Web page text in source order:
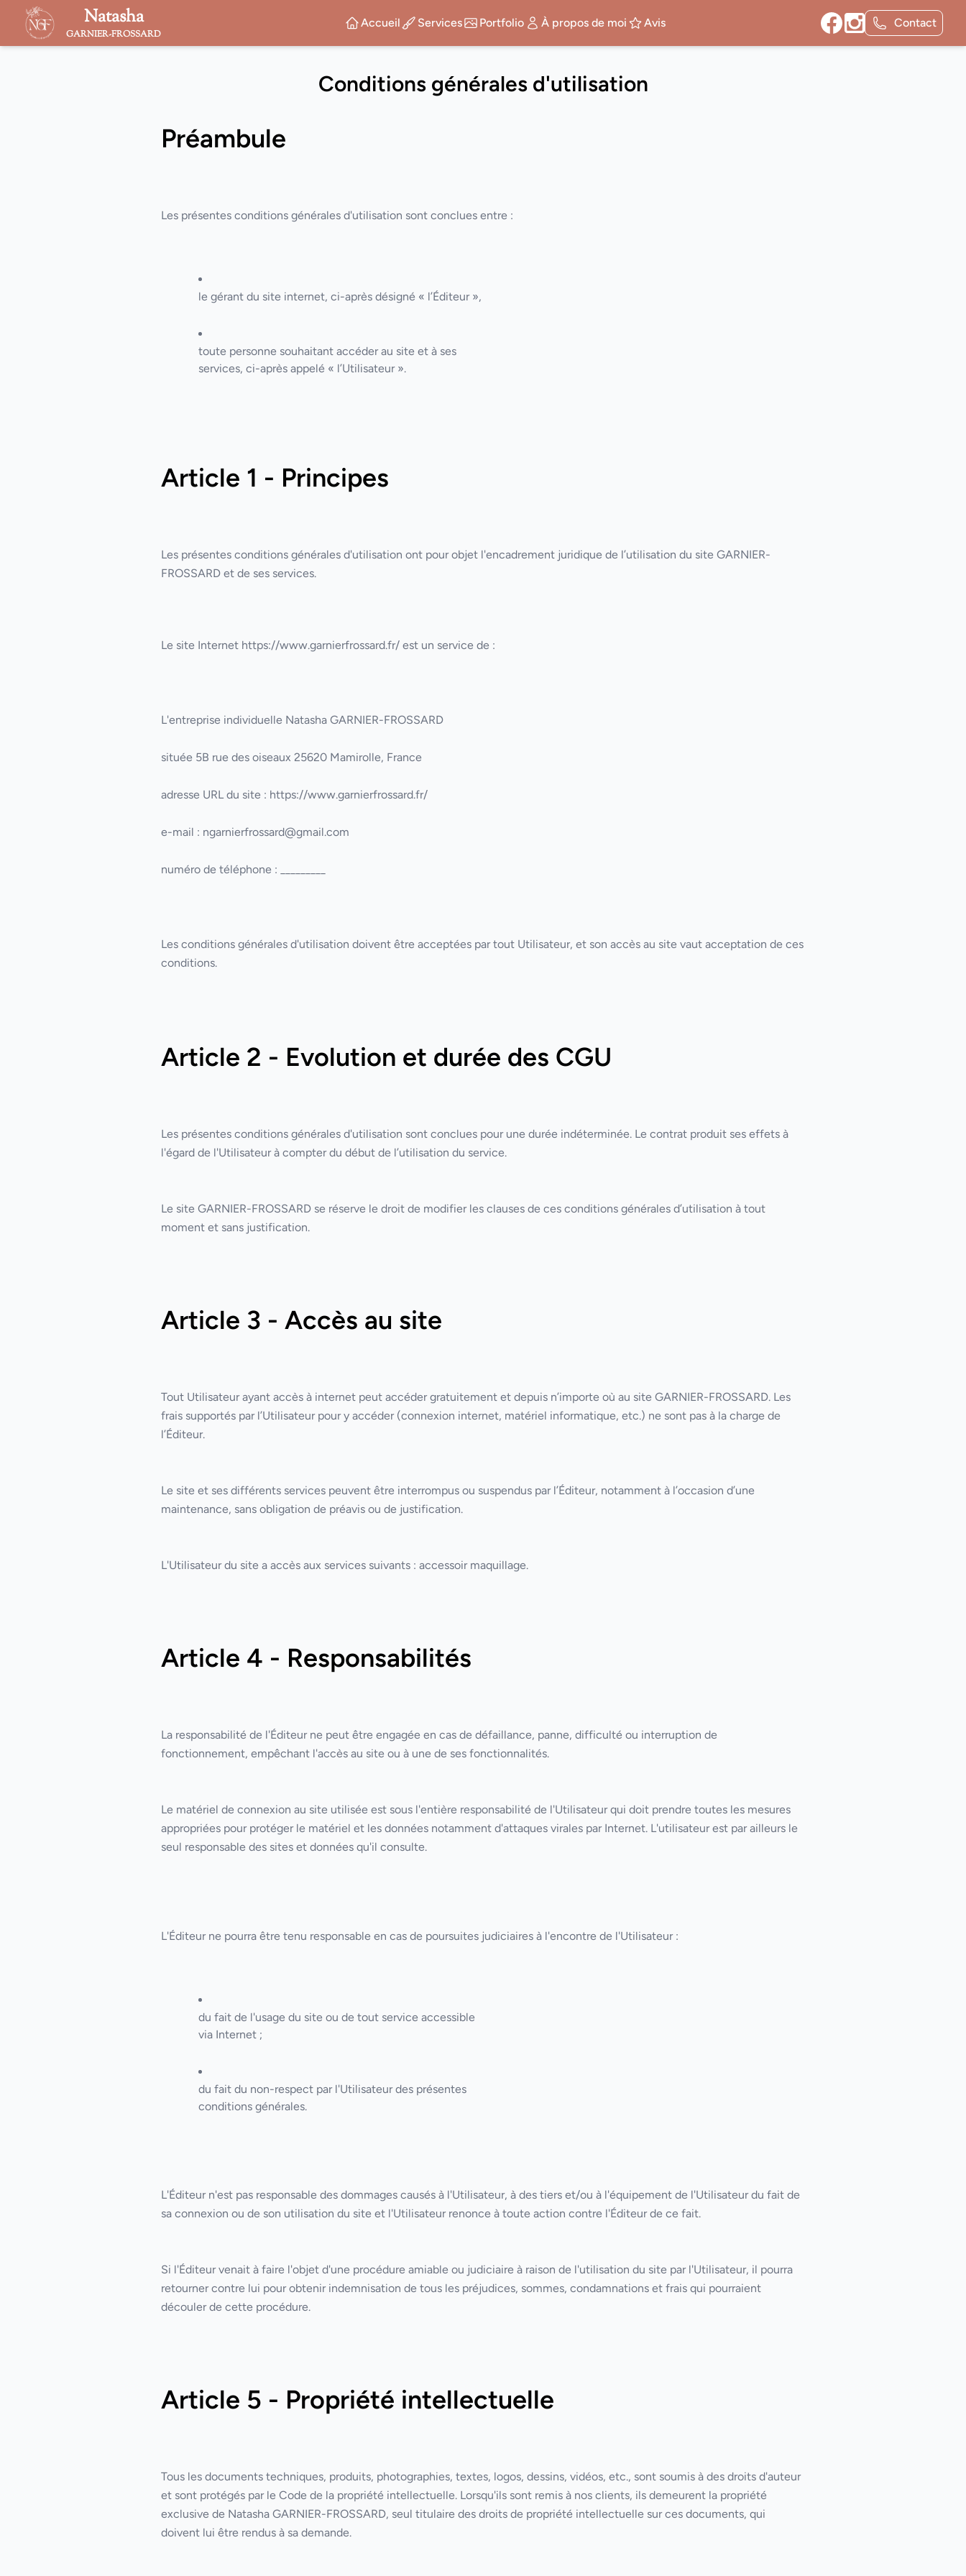
Natasha
GARNIER-FROSSARD
Accueil Services Portfolio À propos de moi Avis Contact
Conditions générales d'utilisation
Préambule
Les présentes conditions générales d'utilisation sont conclues entre :
le gérant du site internet, ci-après désigné « l’Éditeur »,
toute personne souhaitant accéder au site et à ses
services, ci-après appelé « l’Utilisateur ».
Article 1 - Principes
Les présentes conditions générales d'utilisation ont pour objet l'encadrement juridique de l’utilisation du site GARNIER-
FROSSARD et de ses services.
Le site Internet https://www.garnierfrossard.fr/ est un service de :
L'entreprise individuelle Natasha GARNIER-FROSSARD
située 5B rue des oiseaux 25620 Mamirolle, France
adresse URL du site : https://www.garnierfrossard.fr/
e-mail : ngarnierfrossard@gmail.com
numéro de téléphone :
Les conditions générales d'utilisation doivent être acceptées par tout Utilisateur, et son accès au site vaut acceptation de ces
conditions.
Article 2 - Evolution et durée des CGU
Les présentes conditions générales d'utilisation sont conclues pour une durée indéterminée. Le contrat produit ses effets à
l'égard de l'Utilisateur à compter du début de l’utilisation du service.
Le site GARNIER-FROSSARD se réserve le droit de modifier les clauses de ces conditions générales d’utilisation à tout
moment et sans justification.
Article 3 - Accès au site
Tout Utilisateur ayant accès à internet peut accéder gratuitement et depuis n’importe où au site GARNIER-FROSSARD. Les
frais supportés par l’Utilisateur pour y accéder (connexion internet, matériel informatique, etc.) ne sont pas à la charge de
l’Éditeur.
Le site et ses différents services peuvent être interrompus ou suspendus par l’Éditeur, notamment à l’occasion d’une
maintenance, sans obligation de préavis ou de justification.
L'Utilisateur du site a accès aux services suivants : accessoir maquillage.
Article 4 - Responsabilités
La responsabilité de l'Éditeur ne peut être engagée en cas de défaillance, panne, difficulté ou interruption de
fonctionnement, empêchant l'accès au site ou à une de ses fonctionnalités.
Le matériel de connexion au site utilisée est sous l'entière responsabilité de l'Utilisateur qui doit prendre toutes les mesures
appropriées pour protéger le matériel et les données notamment d'attaques virales par Internet. L'utilisateur est par ailleurs le
seul responsable des sites et données qu'il consulte.
L'Éditeur ne pourra être tenu responsable en cas de poursuites judiciaires à l'encontre de l'Utilisateur :
du fait de l'usage du site ou de tout service accessible
via Internet ;
du fait du non-respect par l'Utilisateur des présentes
conditions générales.
L'Éditeur n'est pas responsable des dommages causés à l'Utilisateur, à des tiers et/ou à l'équipement de l'Utilisateur du fait de
sa connexion ou de son utilisation du site et l'Utilisateur renonce à toute action contre l'Éditeur de ce fait.
Si l'Éditeur venait à faire l'objet d'une procédure amiable ou judiciaire à raison de l'utilisation du site par l'Utilisateur, il pourra
retourner contre lui pour obtenir indemnisation de tous les préjudices, sommes, condamnations et frais qui pourraient
découler de cette procédure.
Article 5 - Propriété intellectuelle
Tous les documents techniques, produits, photographies, textes, logos, dessins, vidéos, etc., sont soumis à des droits d'auteur
et sont protégés par le Code de la propriété intellectuelle. Lorsqu'ils sont remis à nos clients, ils demeurent la propriété
exclusive de Natasha GARNIER-FROSSARD, seul titulaire des droits de propriété intellectuelle sur ces documents, qui
doivent lui être rendus à sa demande.